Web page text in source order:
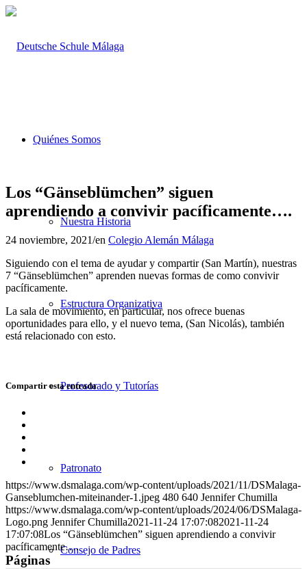
Quiénes Somos
Nuestra Historia
Estructura Organizativa
Profesorado y Tutorías
Patronato
Consejo de Padres
Los “Gänseblümchen” siguen
aprendiendo a convivir pacíficamente….
24 noviembre, 2021/en Colegio Alemán Málaga
Siguiendo con el tema de ayudar y compartir (San Martín), nuestras
7 “Gänseblümchen” aprenden nuevas formas de como convivir
pacíficamente.
La sala de movimiento, en particular, nos ofrece buenas
oportunidades para ello, y el nuevo tema, (San Nicolás), también
está relacionado con esto.
Compartir esta entrada
WhatsApp
LinkedIn
Compartir
correo
https://www.dsmalaga.com/wp-content/uploads/2021/11/DSMalaga-
Ganseblumchen-miteinander-1.jpeg 480 640 Jennifer Chumilla
https://www.dsmalaga.com/wp-content/uploads/2024/06/DSMalaga-
Logo.png Jennifer Chumilla2021-11-24 17:07:082021-11-24
17:07:08Los “Gänseblümchen” siguen aprendiendo a convivir
pacíficamente….
Páginas